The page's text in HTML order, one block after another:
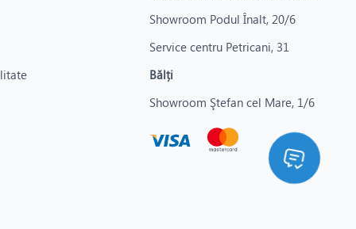
Showroom Podul Înalt, 20/6
Service centru Petricani, 31
Bălți
Showroom Ştefan cel Mare, 1/6